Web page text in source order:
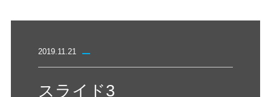
2019.11.21
スライド3